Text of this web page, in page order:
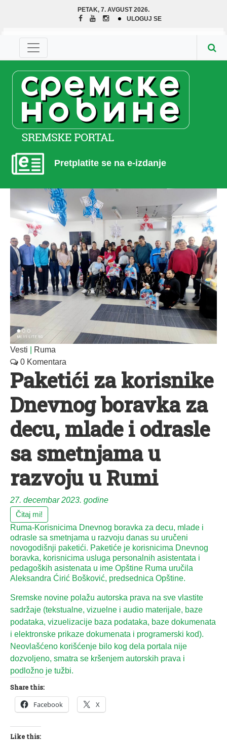
PETAK, 7. AVGUST 2026.
ULOGUJ SE
Pretplatite se na e-izdanje
Vesti
Ruma
0 Komentara
Paketići za korisnike
Dnevnog boravka za
decu, mlade i odrasle
sa smetnjama u
razvoju u Rumi
27. decembar 2023. godine
Čitaj mi!
Ruma-Korisnicima Dnevnog boravka za decu, mlade i
odrasle sa smetnjama u razvoju danas su uručeni
novogodišnji paketići. Paketiće je korisnicima Dnevnog
boravka, korisnicima usluga personalnih asistentata i
pedagoških asistenata u ime Opštine Ruma uručila
Aleksandra Ćirić Bošković, predsednica Opštine.
Sremske novine polažu autorska prava na sve vlastite
sadržaje (tekstualne, vizuelne i audio materijale, baze
podataka, vizuelizacije baza podataka, baze dokumenata
i elektronske prikaze dokumenata i programerski kod).
Neovlašćeno korišćenje bilo kog dela portala nije
dozvoljeno, smatra se kršenjem autorskih prava i
podložno je tužbi.
Share this:
Facebook X
Like this: